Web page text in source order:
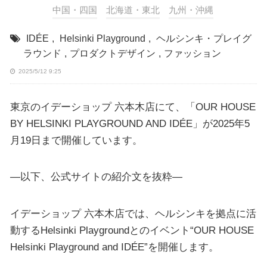
中国・四国 北海道・東北 九州・沖縄
IDÉE , Helsinki Playground , ヘルシンキ・プレイグ
ラウンド , プロダクトデザイン , ファッション
2025/5/12 9:25
東京のイデーショップ 六本木店にて、「OUR HOUSE
BY HELSINKI PLAYGROUND AND IDÉE」が2025年5
月19日まで開催しています。
—以下、公式サイトの紹介文を抜粋—
イデーショップ 六本木店では、ヘルシンキを拠点に活
動するHelsinki Playgroundとのイベント“OUR HOUSE
Helsinki Playground and IDÉE”を開催します。